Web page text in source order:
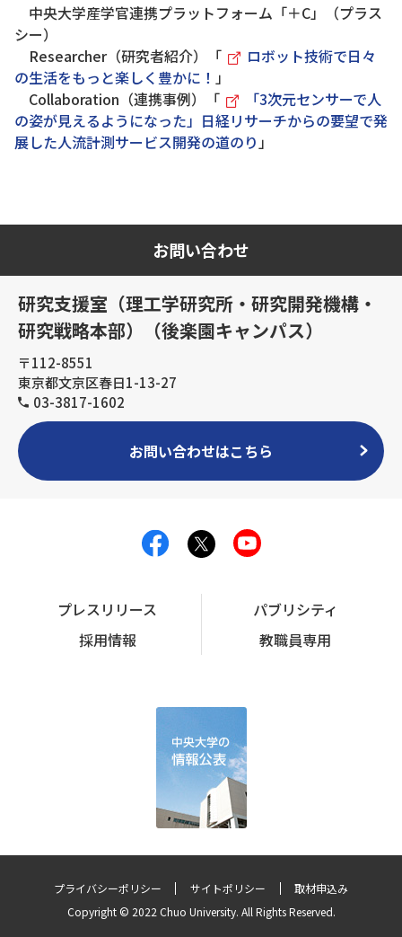
中央大学産学官連携プラットフォーム「＋C」（プラス
シー）
Researcher（研究者紹介）「
ロボット技術で日々
の生活をもっと楽しく豊かに！ 」
Collaboration（連携事例）「
「3次元センサーで人
の姿が見えるようになった」日経リサーチからの要望で発
展した人流計測サービス開発の道のり」
お問い合わせ
研究支援室（理工学研究所・研究開発機構・
研究戦略本部）（後楽園キャンパス）
〒112-8551
東京都文京区春日1-13-27
03-3817-1602
お問い合わせはこちら
プレスリリース
パブリシティ
採用情報
教職員専用
プライバシーポリシー サイトポリシー
取材申込み
Copyright © 2022 Chuo University. All Rights Reserved.